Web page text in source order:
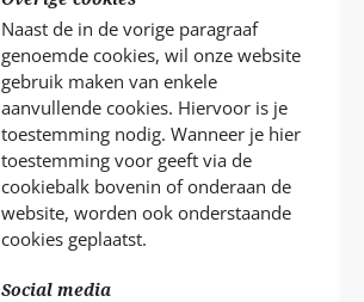
Naast de in de vorige paragraaf
genoemde cookies, wil onze website
gebruik maken van enkele
aanvullende cookies. Hiervoor is je
toestemming nodig. Wanneer je hier
toestemming voor geeft via de
cookiebalk bovenin of onderaan de
website, worden ook onderstaande
cookies geplaatst.
Social media